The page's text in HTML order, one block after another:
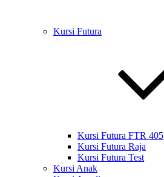
Kursi Futura
Kursi Futura FTR 405
Kursi Futura Raja
Kursi Futura Test
Kursi Anak